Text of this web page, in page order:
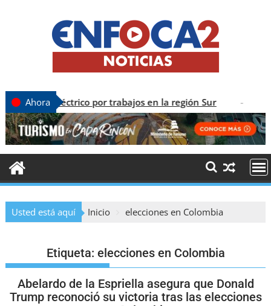
Ahora
por trabajos en la región Sur
Usted está aquí Inicio elecciones en Colombia
Etiqueta: elecciones en Colombia
Abelardo de la Espriella asegura que Donald
Trump reconoció su victoria tras las elecciones